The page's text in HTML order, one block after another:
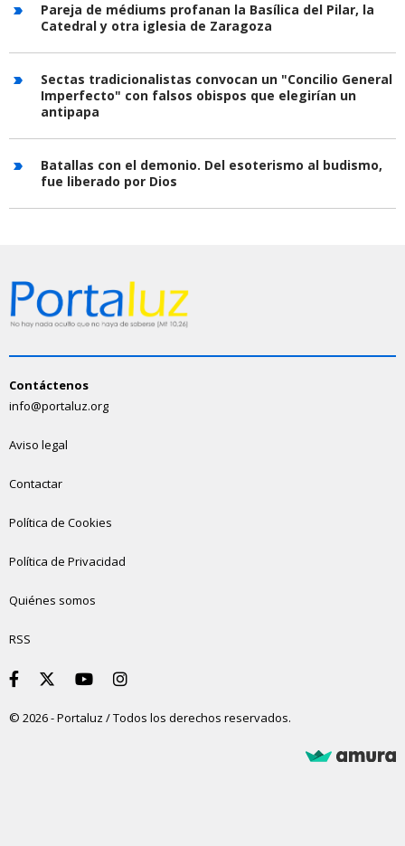
Pareja de médiums profanan la Basílica del Pilar, la
Catedral y otra iglesia de Zaragoza
Sectas tradicionalistas convocan un "Concilio General
Imperfecto" con falsos obispos que elegirían un
antipapa
Batallas con el demonio. Del esoterismo al budismo,
fue liberado por Dios
Contáctenos
info@portaluz.org
Aviso legal
Contactar
Política de Cookies
Política de Privacidad
Quiénes somos
RSS
© 2026 - Portaluz / Todos los derechos reservados.